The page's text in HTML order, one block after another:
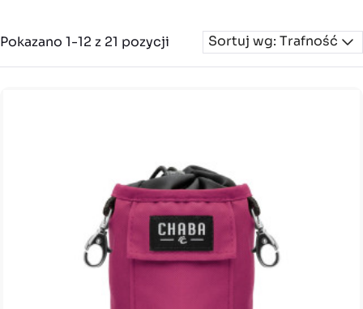
Pokazano 1-12 z 21 pozycji Sortuj wg: Trafność